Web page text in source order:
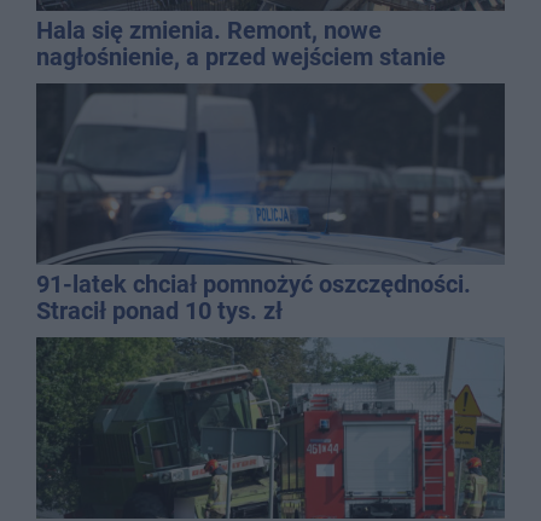
Hala się zmienia. Remont, nowe
nagłośnienie, a przed wejściem stanie
QEMETICA ARENA
91-latek chciał pomnożyć oszczędności.
Stracił ponad 10 tys. zł